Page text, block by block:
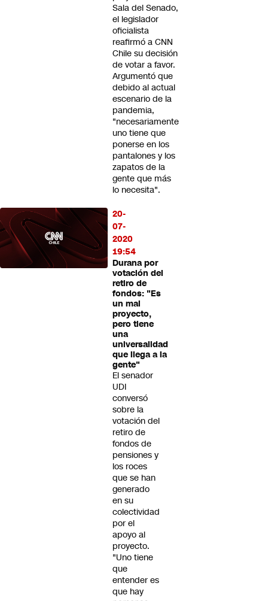
Sala del Senado,
el legislador
oficialista
reafirmó a CNN
Chile su decisión
de votar a favor.
Argumentó que
debido al actual
escenario de la
pandemia,
"necesariamente
uno tiene que
ponerse en los
pantalones y los
zapatos de la
gente que más
lo necesita".
20-
07-
2020
19:54
Durana por
votación del
retiro de
fondos: "Es
un mal
proyecto,
pero tiene
una
universalidad
que llega a la
gente"
El senador
UDI
conversó
sobre la
votación del
retiro de
fondos de
pensiones y
los roces
que se han
generado
en su
colectividad
por el
apoyo al
proyecto.
"Uno tiene
que
entender es
que hay